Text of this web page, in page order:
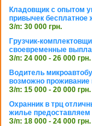
Кладовщик с опытом
привычек бесплатное
З/п: 30 000 грн.
Грузчик-
своевременные
З/п: 24 000 - 26 000 грн.
Водитель
возможно
З/п: 15 000 - 20 000
Охранник в трц
жилье предоставляем
З/п: 18 000 - 24 000